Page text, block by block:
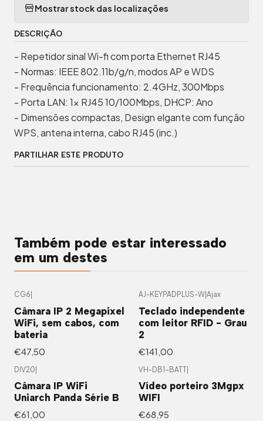
Mostrar stock das localizações
DESCRIÇÃO
- Repetidor sinal Wi-fi com porta Ethernet RJ45
- Normas: IEEE 802.11b/g/n, modos AP e WDS
- Frequência funcionamento: 2.4GHz, 300Mbps
- Porta LAN: 1x RJ45 10/100Mbps, DHCP: Ano
- Dimensões compactas, Design elgante com função
WPS, antena interna, cabo RJ45 (inc.)
PARTILHAR ESTE PRODUTO
Também pode estar interessado
em um destes
CG6
Câmara IP 2 Megapixel
WiFi, sem cabos, com
bateria
€47,50
AJ-KEYPADPLUS-W Ajax
Teclado independente
com leitor RFID - Grau
2
€141,00
DIV20
Câmara IP WiFi
Uniarch Panda Série B
€61,00
VH-DB1-BATT
Vídeo porteiro 3Mgpx
WIFI
€68,95